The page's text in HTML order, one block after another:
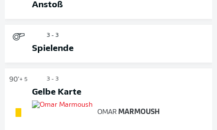
Anstoß
3 - 3
Spielende
90'+ 5 3 - 3
Gelbe Karte
OMAR MARMOUSH